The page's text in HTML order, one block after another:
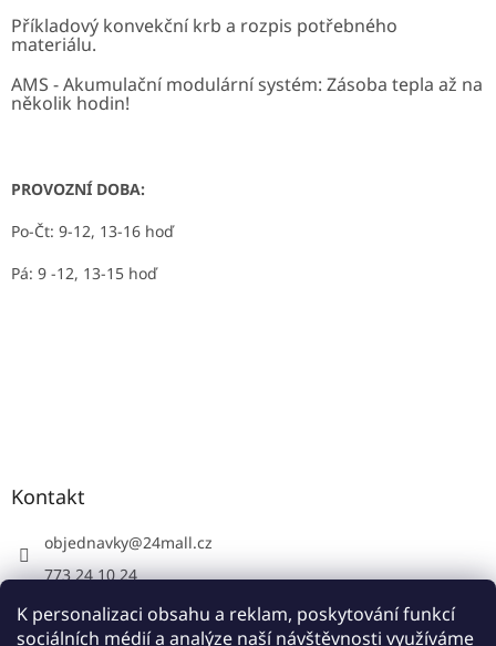
K personalizaci obsahu a reklam, poskytování funkcí
sociálních médií a analýze naší návštěvnosti využíváme
Příkladový konvekční krb a rozpis potřebného
materiálu.
AMS - Akumulační modulární systém: Zásoba tepla až na
několik hodin!
PROVOZNÍ DOBA:
Po-Čt: 9-12, 13-16 hoď
Pá: 9 -12, 13-15 hoď
Kontakt
objednavky@24mall.cz
773 24 10 24
https://www.facebook.com/24krby